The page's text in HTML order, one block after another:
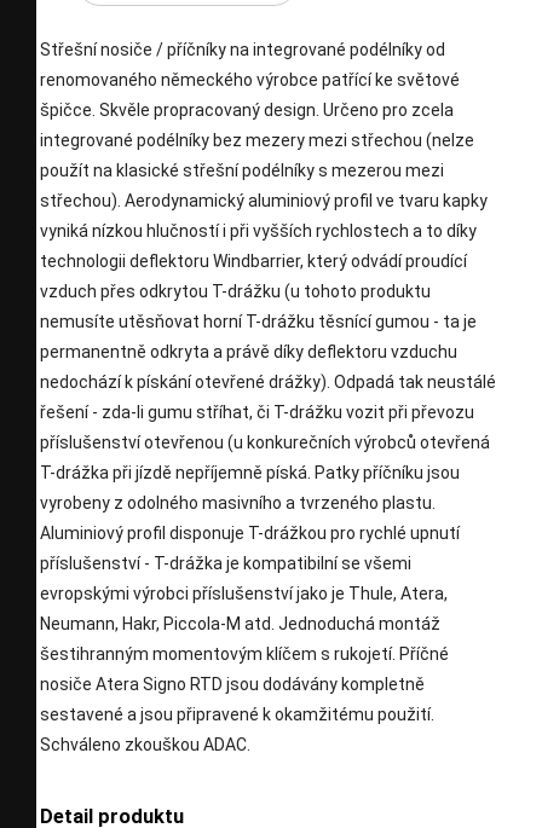
Střešní nosiče / příčníky na integrované podélníky od
renomovaného německého výrobce patřící ke světové
špičce. Skvěle propracovaný design. Určeno pro zcela
integrované podélníky bez mezery mezi střechou (nelze
použít na klasické střešní podélníky s mezerou mezi
střechou). Aerodynamický aluminiový profil ve tvaru kapky
vyniká nízkou hlučností i při vyšších rychlostech a to díky
technologii deflektoru Windbarrier, který odvádí proudící
vzduch přes odkrytou T-drážku (u tohoto produktu
nemusíte utěsňovat horní T-drážku těsnící gumou - ta je
permanentně odkryta a právě díky deflektoru vzduchu
nedochází k pískání otevřené drážky). Odpadá tak neustálé
řešení - zda-li gumu stříhat, či T-drážku vozit při převozu
příslušenství otevřenou (u konkurečních výrobců otevřená
T-drážka při jízdě nepříjemně píská. Patky příčníku jsou
vyrobeny z odolného masivního a tvrzeného plastu.
Aluminiový profil disponuje T-drážkou pro rychlé upnutí
příslušenství - T-drážka je kompatibilní se všemi
evropskými výrobci příslušenství jako je Thule, Atera,
Neumann, Hakr, Piccola-M atd. Jednoduchá montáž
šestihranným momentovým klíčem s rukojetí. Příčné
nosiče Atera Signo RTD jsou dodávány kompletně
sestavené a jsou připravené k okamžitému použití.
Schváleno zkouškou ADAC.
Detail produktu